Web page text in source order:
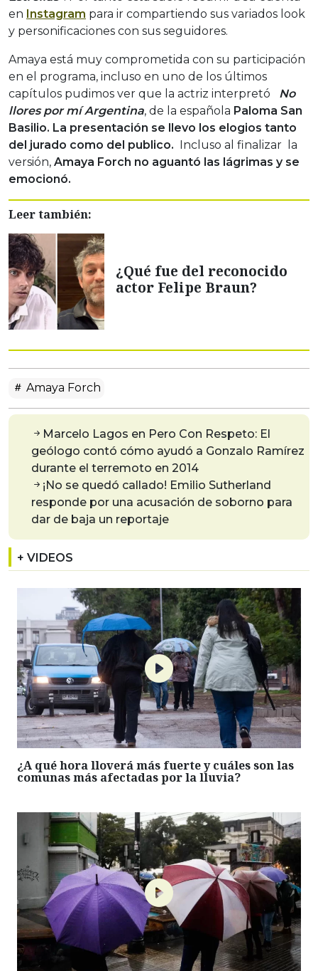
en Instagram para ir compartiendo sus variados look
y personificaciones con sus seguidores.
Amaya está muy comprometida con su participación
en el programa, incluso en uno de los últimos
capítulos pudimos ver que la actriz interpretó No
llores por mí Argentina, de la española Paloma San
Basilio. La presentación se llevo los elogios tanto
del jurado como del publico.
Incluso al finalizar la
versión, Amaya Forch no aguantó las lágrimas y se
emocionó.
Leer también:
¿Qué fue del reconocido
actor Felipe Braun?
Amaya Forch
Marcelo Lagos en Pero Con Respeto: El
geólogo contó cómo ayudó a Gonzalo Ramírez
durante el terremoto en 2014
¡No se quedó callado! Emilio Sutherland
responde por una acusación de soborno para
dar de baja un reportaje
+ VIDEOS
¿A qué hora lloverá más fuerte y cuáles son las
comunas más afectadas por la lluvia?